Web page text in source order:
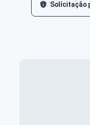
Solicitação